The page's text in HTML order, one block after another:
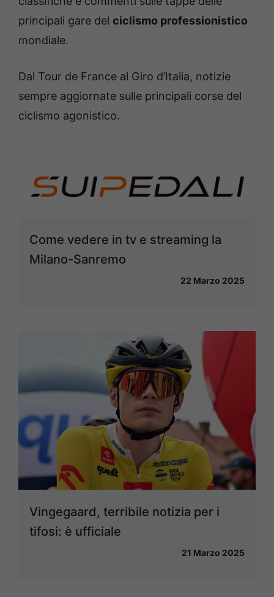
principali gare del ciclismo professionistico
mondiale.
Dal Tour de France al Giro d’Italia, notizie
sempre aggiornate sulle principali corse del
ciclismo agonistico.
Come vedere in tv e streaming la
Milano-Sanremo
22 Marzo 2025
Vingegaard, terribile notizia per i
tifosi: è ufficiale
21 Marzo 2025